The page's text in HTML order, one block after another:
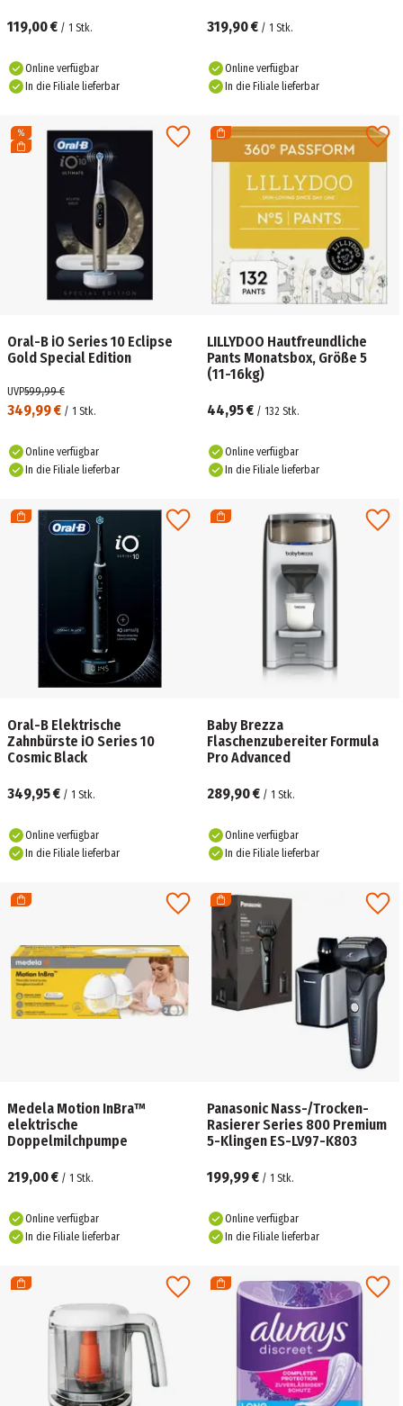
119,00 € / 1 Stk.
Online verfügbar
In die Filiale lieferbar
319,90 € / 1 Stk.
Online verfügbar
In die Filiale lieferbar
Oral-B iO Series 10 Eclipse
Gold Special Edition
349,99 € / 1 Stk.
UVP599,99 €
Online verfügbar
In die Filiale lieferbar
LILLYDOO Hautfreundliche
Pants Monatsbox, Größe 5
(11-16kg)
44,95 € / 132 Stk.
Online verfügbar
In die Filiale lieferbar
Oral-B Elektrische
Zahnbürste iO Series 10
Cosmic Black
349,95 € / 1 Stk.
Online verfügbar
In die Filiale lieferbar
Baby Brezza
Flaschenzubereiter Formula
Pro Advanced
289,90 € / 1 Stk.
Online verfügbar
In die Filiale lieferbar
Medela Motion InBra™
elektrische
Doppelmilchpumpe
219,00 € / 1 Stk.
Online verfügbar
In die Filiale lieferbar
Panasonic Nass-/Trocken-
Rasierer Series 800 Premium
5-Klingen ES-LV97-K803
199,99 € / 1 Stk.
Online verfügbar
In die Filiale lieferbar